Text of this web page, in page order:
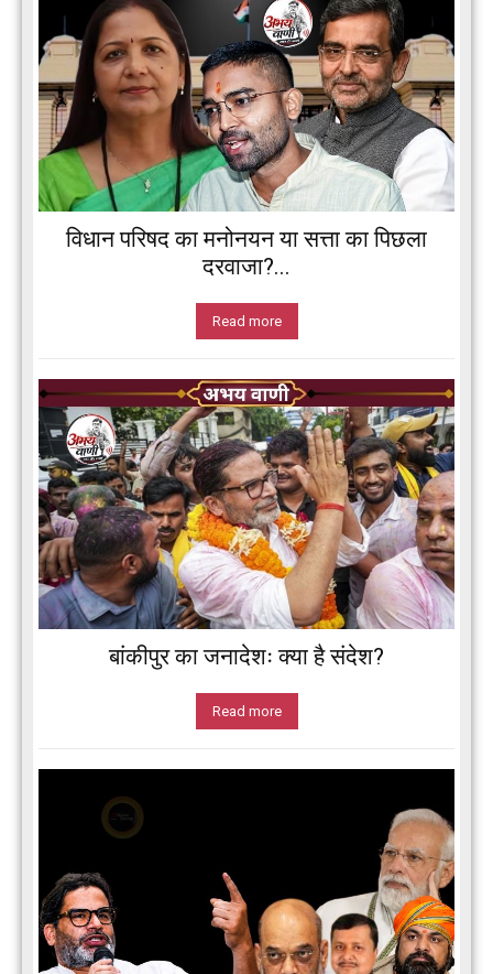
विधान परिषद का मनोनयन या सत्ता का पिछला
दरवाजा?...
Read more
बांकीपुर का जनादेशः क्या है संदेश?
Read more